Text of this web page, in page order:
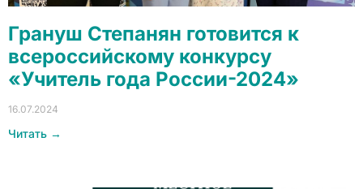
Грануш Степанян готовится к
всероссийскому конкурсу
«Учитель года России-2024»
16.07.2024
Читать →